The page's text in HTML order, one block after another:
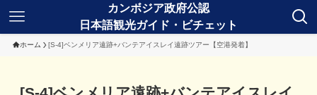
ホーム [S-4]ベンメリア遠跡+バンテアイスレイ遠跡ツアー【空港発着】